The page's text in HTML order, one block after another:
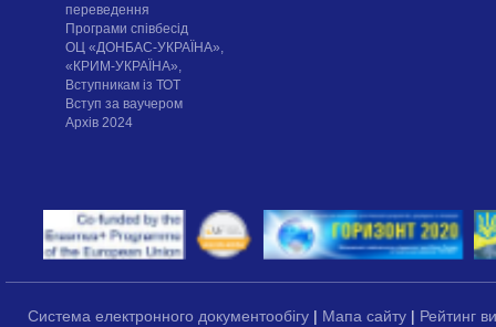
переведення
Програми співбесід
ОЦ «ДОНБАС-УКРАЇНА»,
«КРИМ-УКРАЇНА»,
Вступникам із ТОТ
Вступ за ваучером
Архів 2024
Система електронного документообігу | Мапа сайту | Рейтинг